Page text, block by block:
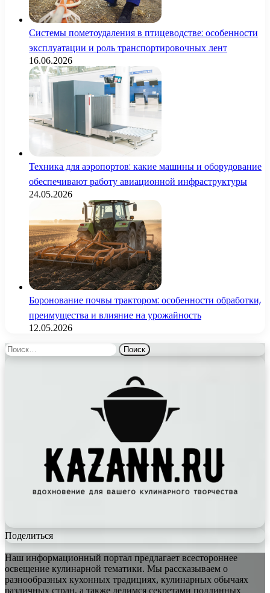
Системы пометоудаления в птицеводстве: особенности
эксплуатации и роль транспортировочных лент
16.06.2026
Техника для аэропортов: какие машины и оборудование
обеспечивают работу авиационной инфраструктуры
24.05.2026
Боронование почвы трактором: особенности обработки,
преимущества и влияние на урожайность
12.05.2026
Найти:
Поделиться
Наш информационный портал предлагает всестороннее
освещение кулинарной тематики. Мы рассказываем о
разнообразных кухонных традициях, кулинарных обычаях
различных стран, а также делимся секретами подлинных